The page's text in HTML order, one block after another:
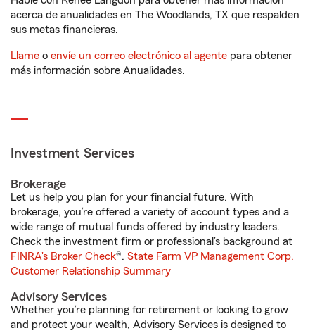
acerca de anualidades en The Woodlands, TX que respalden
sus metas financieras.
Llame o envíe un correo electrónico al agente para obtener
más información sobre Anualidades.
Investment Services
Brokerage
Let us help you plan for your financial future. With
brokerage, you’re offered a variety of account types and a
wide range of mutual funds offered by industry leaders.
Check the investment firm or professional’s background at
FINRA's Broker Check®. State Farm VP Management Corp.
Customer Relationship Summary
Advisory Services
Whether you’re planning for retirement or looking to grow
and protect your wealth, Advisory Services is designed to